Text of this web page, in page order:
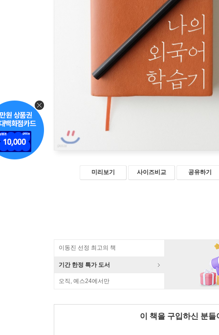
미리보기 사이즈비교 공유하기
이동진 선정 최고의 책
기간 한정 특가 도서
오직, 예스24에서만
이 책을 구입하신 분